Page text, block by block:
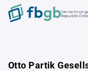
Republik
Otto Partik